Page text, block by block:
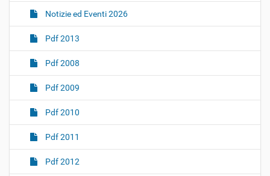
Notizie ed Eventi 2026
Pdf 2013
Pdf 2008
Pdf 2009
Pdf 2010
Pdf 2011
Pdf 2012